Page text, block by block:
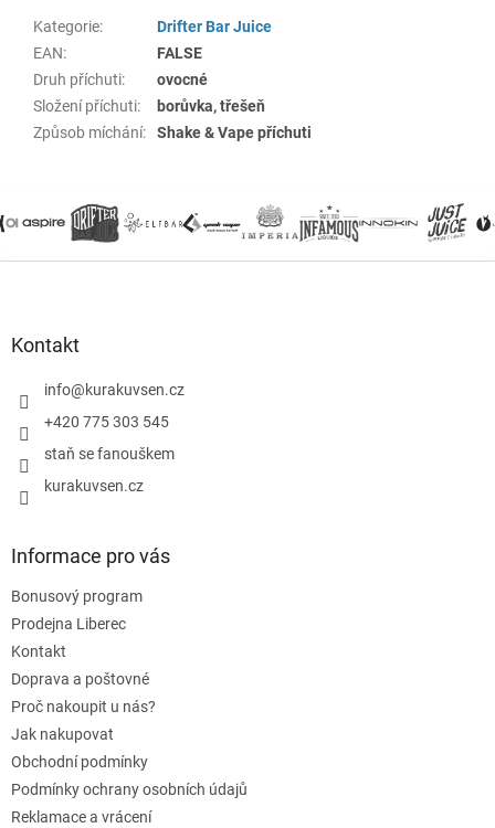
Kategorie:
Drifter Bar Juice
EAN:
FALSE
Druh příchuti:
ovocné
Složení příchuti:
borůvka, třešeň
Způsob míchání: Shake & Vape příchuti
Kontakt
info@kurakuvsen.cz
+420 775 303 545
staň se fanouškem
kurakuvsen.cz
Informace pro vás
Bonusový program
Prodejna Liberec
Kontakt
Doprava a poštovné
Proč nakoupit u nás?
Jak nakupovat
Obchodní podmínky
Podmínky ochrany osobních údajů
Reklamace a vrácení